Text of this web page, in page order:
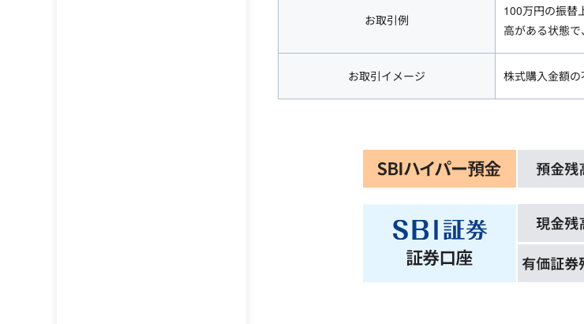
お取引例
100万円の振替
高がある状態
お取引イメージ 株式購入金額